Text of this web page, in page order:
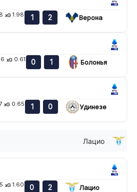
xG 1.98 1 2 Верона
xG 0.61 0 1 Болонья
xG 0.65 1 0 Удинезе
Лацио
xG 1.60 0 2 Лацио